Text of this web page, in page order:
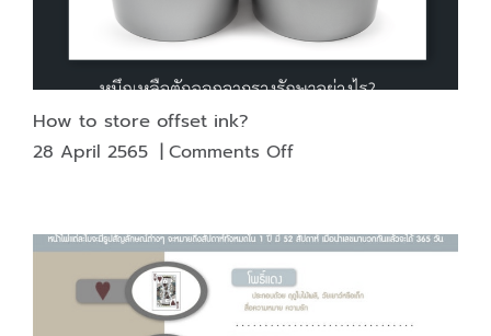
souvenir
cards
How to store offset ink?
28 April 2565 | Comments Offon
store
offset
ink?